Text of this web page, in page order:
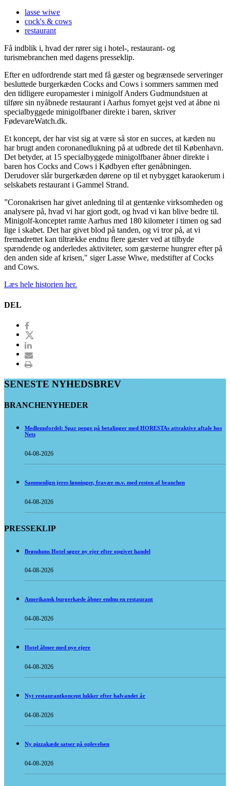
lasse wiwe
cock's & cows
restaurant
Få indblik i, hvad der rører sig i hotel-, restaurant- og
turismebranchen med dagens presseklip.
Efter en udfordrende start med få gæster og begrænsede serveringer
besluttede burgerkæden Cocks and Cows i sommers sammen med
den tidligere europamester i minigolf Anders Gudmundstuen at
tilføre sin nyåbnede restaurant i Aarhus fornyet gejst ved at åbne ni
specialbyggede minigolfbaner direkte i baren, skriver
FødevareWatch.dk.
Et koncept, der har vist sig at være så stor en succes, at kæden nu
har brugt anden coronanedlukning på at udbrede det til København.
Det betyder, at 15 specialbyggede minigolfbaner åbner direkte i
baren hos Cocks and Cows i Kødbyen efter genåbningen.
Derudover slår burgerkæden dørene op til et nybygget karaokerum i
selskabets restaurant i Gammel Strand.
”Coronakrisen har givet anledning til at gentænke virksomheden og
analysere på, hvad vi har gjort godt, og hvad vi kan blive bedre til.
Minigolf-konceptet ramte Aarhus med 180 kilometer i timen og sad
lige i skabet. Det har givet blod på tanden, og vi tror på, at vi
fremadrettet kan tiltrække endnu flere gæster ved at tilbyde
spændende og anderledes aktiviteter, som gæsterne hungrer efter på
den anden side af krisen," siger Lasse Wiwe, medstifter af Cocks
and Cows.
Læs hele historien her.
DEL
SENESTE NYHEDSBREV
BRANCHENYHEDER
Medlemsfordel: Spar penge på betalinger med HORESTAs attraktive aftale hos
Nets
04-08-2026
Sammenlign jeres lønninger, fravær m.v. med resten af branchen
04-08-2026
PRESSEKLIP
Brøndums Hotel søger ny ejer efter opgivet handel
04-08-2026
Amerikansk burgerkæde åbner endnu en restaurant
04-08-2026
Hotel åbner med nye ejere
04-08-2026
Nyt restaurantkoncept lukker efter halvandet år
04-08-2026
Ny pizzakæde satser på oplevelsen
04-08-2026